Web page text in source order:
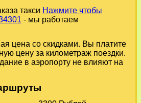
такси Нажмите чтобы
- мы работаем
цена со скидками. Вы платите
цену за километраж поездки.
в аэропорту не влияют на